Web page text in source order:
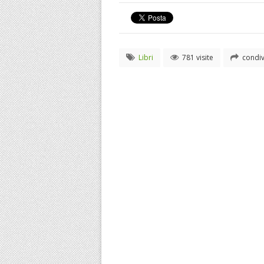
Libri 781 visite